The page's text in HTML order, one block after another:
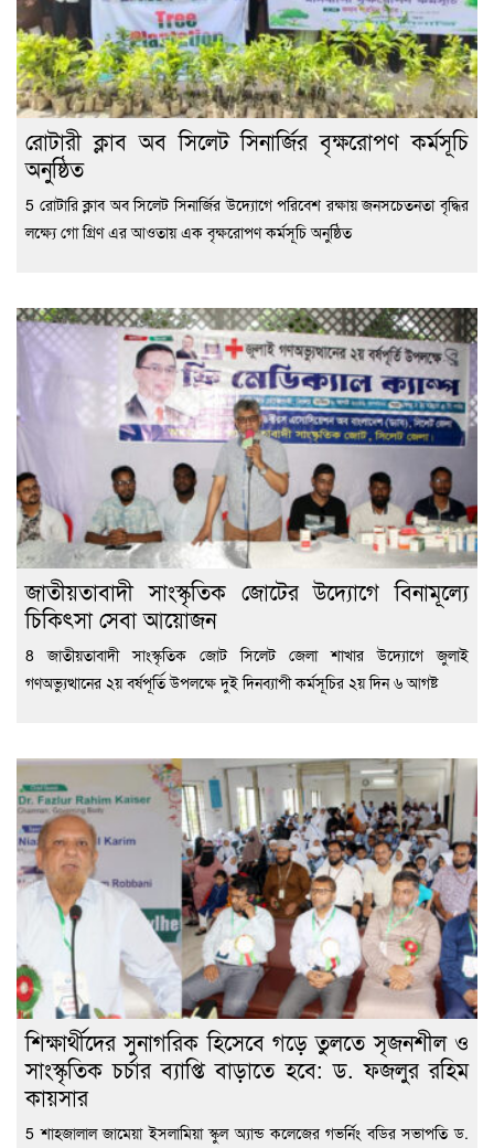
রোটারী ক্লাব অব সিলেট সিনার্জির বৃক্ষরোপণ কর্মসূচি
অনুষ্ঠিত
5 রোটারি ক্লাব অব সিলেট সিনার্জির উদ্যোগে পরিবেশ রক্ষায় জনসচেতনতা বৃদ্ধির
লক্ষ্যে গো গ্রিণ এর আওতায় এক বৃক্ষরোপণ কর্মসূচি অনুষ্ঠিত
জাতীয়তাবাদী সাংস্কৃতিক জোটের উদ্যোগে বিনামূল্যে
চিকিৎসা সেবা আয়োজন
8 জাতীয়তাবাদী সাংস্কৃতিক জোট সিলেট জেলা শাখার উদ্যোগে জুলাই
গণঅভ্যুত্থানের ২য় বর্ষপূর্তি উপলক্ষে দুই দিনব্যাপী কর্মসূচির ২য় দিন ৬ আগষ্ট
শিক্ষার্থীদের সুনাগরিক হিসেবে গড়ে তুলতে সৃজনশীল ও
সাংস্কৃতিক চর্চার ব্যাপ্তি বাড়াতে হবে: ড. ফজলুর রহিম
কায়সার
5 শাহজালাল জামেয়া ইসলামিয়া স্কুল অ্যান্ড কলেজের গভর্নিং বডির সভাপতি ড.